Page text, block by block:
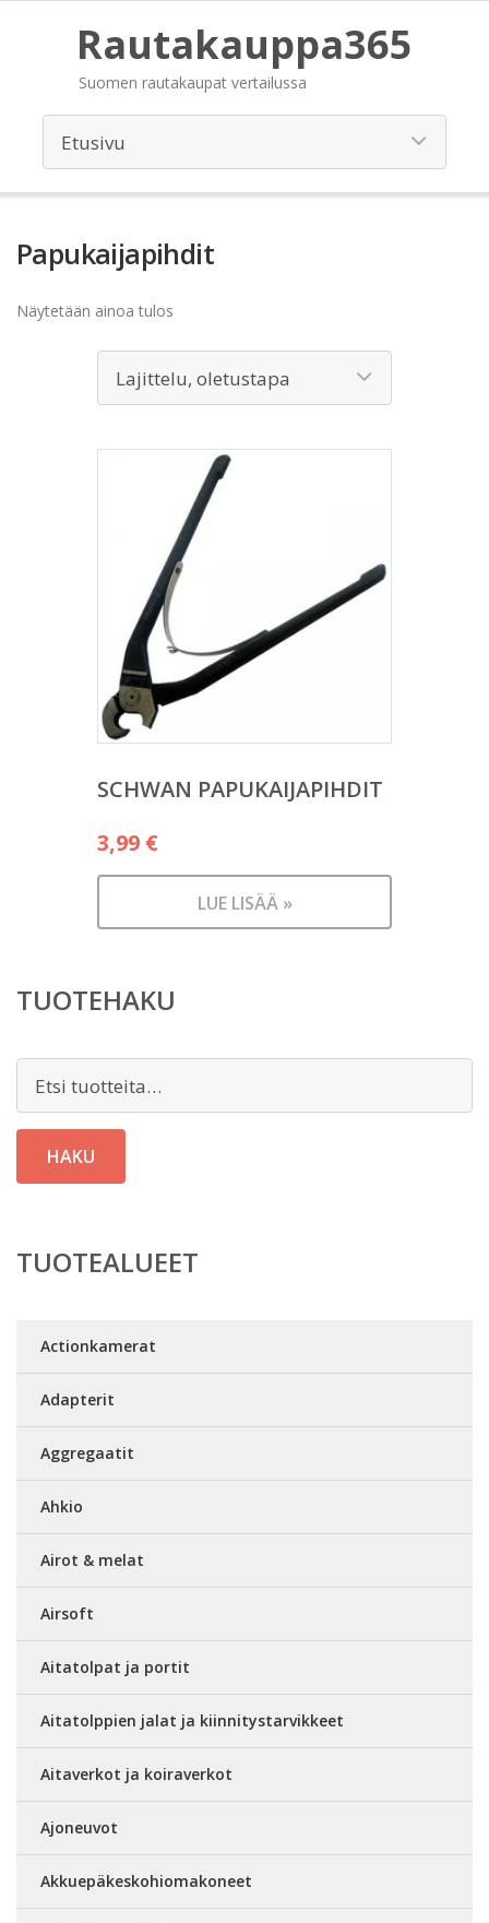
Rautakauppa365
Suomen rautakaupat vertailussa
Papukaijapihdit
Näytetään ainoa tulos
SCHWAN PAPUKAIJAPIHDIT
3,99 €
LUE LISÄÄ »
TUOTEHAKU
HAKU
TUOTEALUEET
Actionkamerat
Adapterit
Aggregaatit
Ahkio
Airot & melat
Airsoft
Aitatolpat ja portit
Aitatolppien jalat ja kiinnitystarvikkeet
Aitaverkot ja koiraverkot
Ajoneuvot
Akkuepäkeskohiomakoneet